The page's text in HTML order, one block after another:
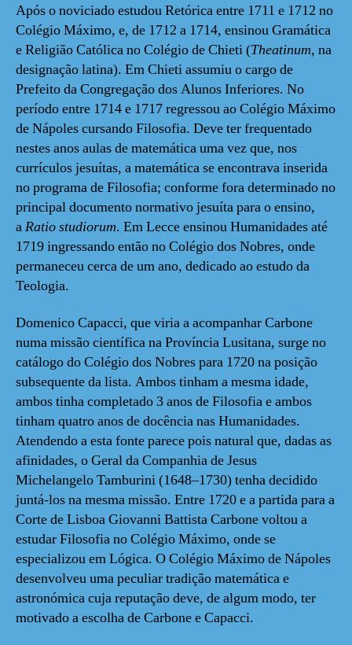
Após o noviciado estudou Retórica entre 1711 e 1712 no
Colégio Máximo, e, de 1712 a 1714, ensinou Gramática
e Religião Católica no Colégio de Chieti (Theatinum, na
designação latina). Em Chieti assumiu o cargo de
Prefeito da Congregação dos Alunos Inferiores. No
período entre 1714 e 1717 regressou ao Colégio Máximo
de Nápoles cursando Filosofia. Deve ter frequentado
nestes anos aulas de matemática uma vez que, nos
currículos jesuítas, a matemática se encontrava inserida
no programa de Filosofia; conforme fora determinado no
principal documento normativo jesuíta para o ensino,
aRatio studiorum. Em Lecce ensinou Humanidades até
1719 ingressando então no Colégio dos Nobres, onde
permaneceu cerca de um ano, dedicado ao estudo da
Teologia.
Domenico Capacci, que viria a acompanhar Carbone
numa missão científica na Província Lusitana, surge no
catálogo do Colégio dos Nobres para 1720 na posição
subsequente da lista. Ambos tinham a mesma idade,
ambos tinha completado 3 anos de Filosofia e ambos
tinham quatro anos de docência nas Humanidades.
Atendendo a esta fonte parece pois natural que, dadas as
afinidades, o Geral da Companhia de Jesus
Michelangelo Tamburini (1648–1730) tenha decidido
juntá-los na mesma missão. Entre 1720 e a partida para a
Corte de Lisboa Giovanni Battista Carbone voltou a
estudar Filosofia no Colégio Máximo, onde se
especializou em Lógica. O Colégio Máximo de Nápoles
desenvolveu uma peculiar tradição matemática e
astronómica cuja reputação deve, de algum modo, ter
motivado a escolha de Carbone e Capacci.